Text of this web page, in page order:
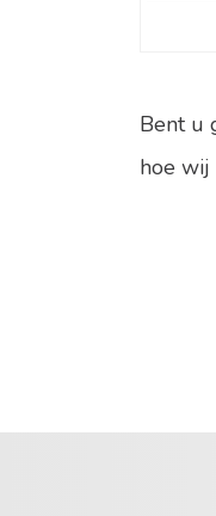
Bent u
hoe wij